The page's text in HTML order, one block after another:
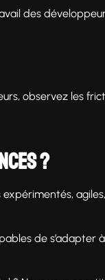
des
observez les
?
expérimentés,
de s’adapter